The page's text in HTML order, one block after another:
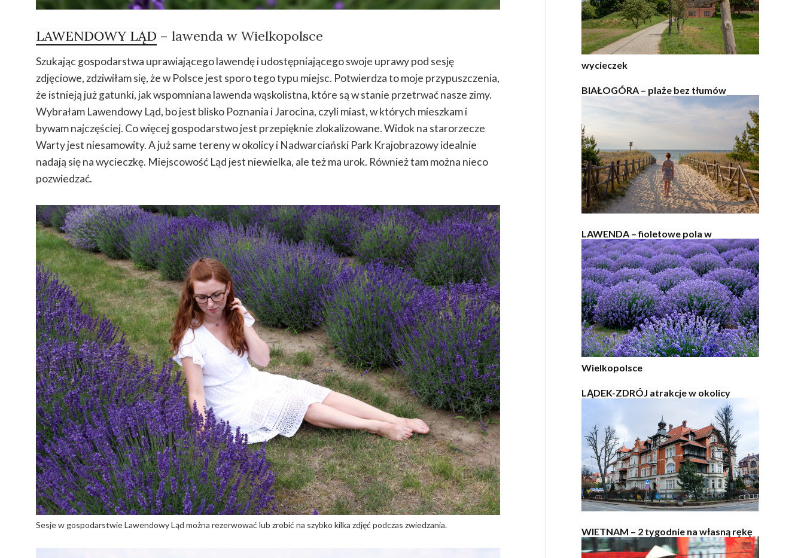
LAWENDOWY LĄD – lawenda w Wielkopolsce
Szukając gospodarstwa uprawiającego lawendę i udostępniającego swoje uprawy pod sesję
zdjęciowe, zdziwiłam się, że w Polsce jest sporo tego typu miejsc. Potwierdza to moje przypuszczenia,
że istnieją już gatunki, jak wspomniana lawenda wąskolistna, które są w stanie przetrwać nasze zimy.
Wybrałam Lawendowy Ląd, bo jest blisko Poznania i Jarocina, czyli miast, w których mieszkam i
bywam najczęściej. Co więcej gospodarstwo jest przepięknie zlokalizowane. Widok na starorzecze
Warty jest niesamowity. A już same tereny w okolicy i Nadwarciański Park Krajobrazowy idealnie
nadają się na wycieczkę. Miejscowość Ląd jest niewielka, ale też ma urok. Również tam można nieco
pozwiedzać.
Sesje w gospodarstwie Lawendowy Ląd można rezerwować lub zrobić na szybko kilka zdjęć podczas zwiedzania.
wycieczek
BIAŁOGÓRA – plaże bez tłumów
LAWENDA – fioletowe pola w
Wielkopolsce
LĄDEK-ZDRÓJ atrakcje w okolicy
WIETNAM – 2 tygodnie na własną rękę